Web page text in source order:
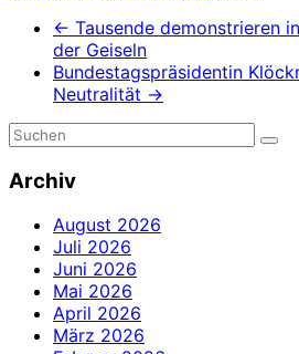
← Tausende demonstrieren
der Geiseln
Bundestagspräsidentin
Neutralität →
Archiv
August 2026
Juli 2026
Juni 2026
Mai 2026
April 2026
März 2026